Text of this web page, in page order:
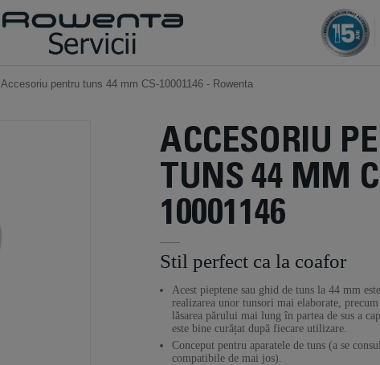
Accesoriu pentru tuns 44 mm CS-10001146 - Rowenta
ACCESORIU
TUNS 44 MM
10001146
Stil perfect ca la coafor
Acest pieptene sau ghid de tuns la 44 mm
realizarea unor tunsori mai elaborate,
lăsarea părului mai lung în partea de sus a
este bine curățat după fiecare utilizare.
Conceput pentru aparatele de tuns (a se
compatibile de mai jos).